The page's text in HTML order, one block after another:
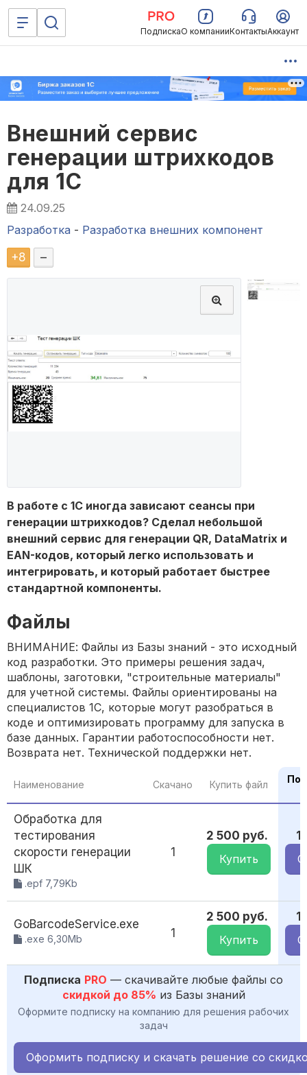
ПодпискаО компанииКонтактыАккаунт
Внешний сервис
генерации штрихкодов
для 1С
24.09.25
Разработка - Разработка внешних компонент
+8 –
В работе с 1С иногда зависают сеансы при
генерации штрихкодов? Сделал небольшой
внешний сервис для генерации QR, DataMatrix и
EAN-кодов, который легко использовать и
интегрировать, и который работает быстрее
стандартной компоненты.
Файлы
ВНИМАНИЕ: Файлы из Базы знаний - это исходный
код разработки. Это примеры решения задач,
шаблоны, заготовки, "строительные материалы"
для учетной системы. Файлы ориентированы на
специалистов 1С, которые могут разобраться в
коде и оптимизировать программу для запуска в
базе данных. Гарантии работоспособности нет.
Возврата нет. Технической поддержки нет.
Наименование Скачано Купить файл По
Обработка для
тестирования
скорости генерации
ШК
.epf 7,79Kb
1
2 500 руб.
Купить
1
GoBarcodeService.exe
.exe 6,30Mb 1
2 500 руб.
Купить
1
Подписка PRO — скачивайте любые файлы со
скидкой до 85% из Базы знаний
Оформите подписку на компанию для решения рабочих
задач
Оформить подписку и скачать решение со